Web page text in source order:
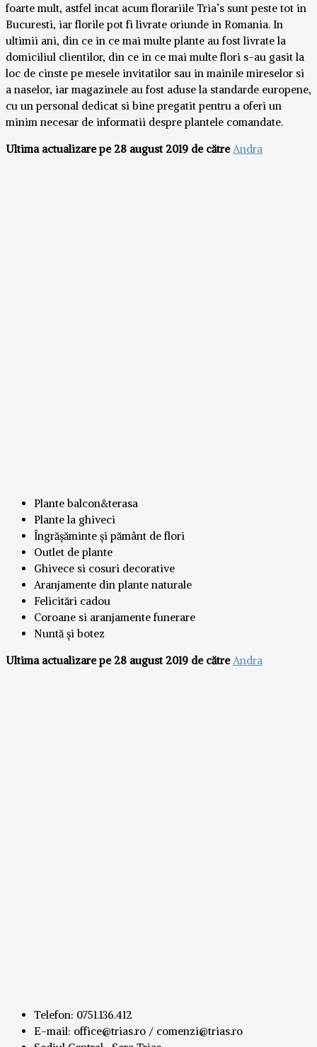
foarte mult, astfel incat acum florariile Tria’s sunt peste tot in
Bucuresti, iar florile pot fi livrate oriunde in Romania. In
ultimii ani, din ce in ce mai multe plante au fost livrate la
domiciliul clientilor, din ce in ce mai multe flori s-au gasit la
loc de cinste pe mesele invitatilor sau in mainile mireselor si
a naselor, iar magazinele au fost aduse la standarde europene,
cu un personal dedicat si bine pregatit pentru a oferi un
minim necesar de informatii despre plantele comandate.
Ultima actualizare pe 28 august 2019 de către Andra
Plante balcon&terasa
Plante la ghiveci
Îngrășăminte și pământ de flori
Outlet de plante
Ghivece si cosuri decorative
Aranjamente din plante naturale
Felicitări cadou
Coroane si aranjamente funerare
Nuntă și botez
Ultima actualizare pe 28 august 2019 de către Andra
Telefon: 0751.136.412
E-mail: office@trias.ro / comenzi@trias.ro